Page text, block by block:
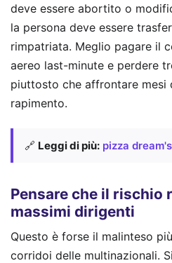
deve essere abortito o
la persona deve essere
rimpatriata. Meglio pagare il
aereo last-minute e perdere
piuttosto che affrontare mesi
rapimento.
🔗 Leggi di più: pizza
Pensare che il rischio
massimi dirigenti
Questo è forse il malinteso
corridoi delle multinazionali.